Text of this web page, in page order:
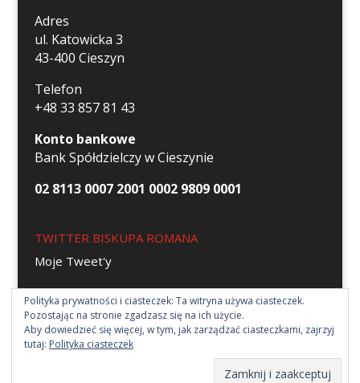
Adres
ul. Katowicka 3
43-400 Cieszyn
Telefon
+48 33 857 81 43
Konto bankowe
Bank Spółdzielczy w Cieszynie
02 8113 0007 2001 0002 9809 0001
TWITTER BISKUPA ROMANA
Moje Tweet'y
Polityka prywatności i ciasteczek: Ta witryna używa ciasteczek.
Pozostając na stronie zgadzasz się na ich użycie.
Aby dowiedzieć się więcej, w tym, jak zarządzać ciasteczkami, zajrzyj
tutaj: Polityka ciasteczek